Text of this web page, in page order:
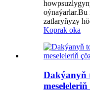
oýnaýarlar.Bu
zatlaryňyzy
Koprak oka
Dakýanyň